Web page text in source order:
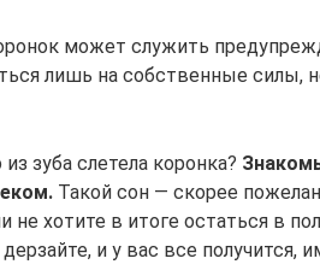
может служить
лишь на собственные силы,
зуба слетела коронка?
Такой сон — скорее
не хотите в итоге остаться в
и у вас все получится,